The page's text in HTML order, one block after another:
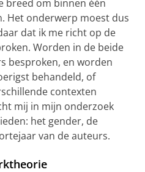
breed om binnen één
Het onderwerp moest dus
dat ik me richt op de
Worden in de beide
besproken, en worden
behandeld, of
contexten
mij in mijn onderzoek
het gender, de
van de auteurs.